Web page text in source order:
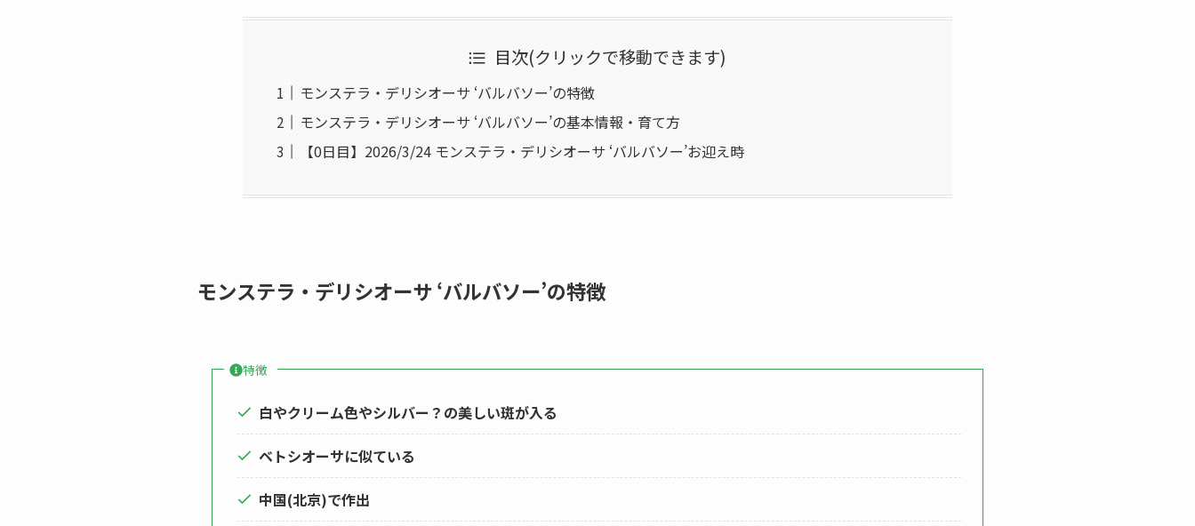
目次(クリックで移動できます)
モンステラ・デリシオーサ ‘バルバソー’の特徴
モンステラ・デリシオーサ ‘バルバソー’の基本情報・育て方
【0日目】2026/3/24 モンステラ・デリシオーサ ‘バルバソー’お迎え時
モンステラ・デリシオーサ ‘バルバソー’の特徴
特徴
白やクリーム色やシルバー？の美しい斑が入る
ベトシオーサに似ている
中国(北京)で作出